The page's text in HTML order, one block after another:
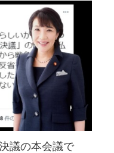
議の本会議で